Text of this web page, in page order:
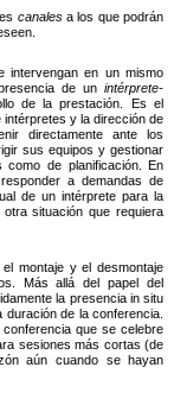
canalesa los que podrán
intervengan en un mismo
de unintérprete-
de la prestación. Es el
y la dirección de
directamente ante los
sus equipos y gestionar
como de planificación. En
a demandas de
de un intérprete para la
situación que requiera
montaje y el desmontaje
Más allá del papel del
la presencia in situ
de la conferencia.
que se celebre
sesiones más cortas (de
aún cuando se hayan